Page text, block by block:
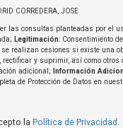
CORREDERA, JOSE
las consultas planteadas por el
Legitimación: Consentimiento
se realizan cesiones si existe una
rectificar y suprimir, así como otros
adicional;
Información
de Protección de Datos en
la Política de Privacidad